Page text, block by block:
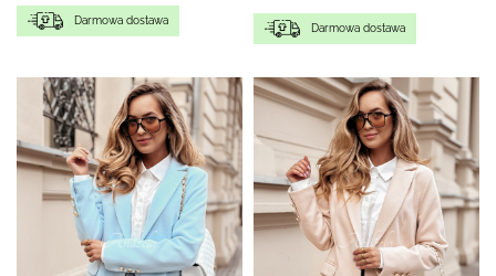
Darmowa dostawa
Darmowa dostawa